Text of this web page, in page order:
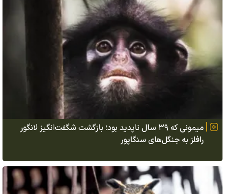
میمونی که ۳۹ سال ناپدید بود؛ بازگشت شگفت‌انگیز لانگور
رافلز به جنگل‌های سنگاپور